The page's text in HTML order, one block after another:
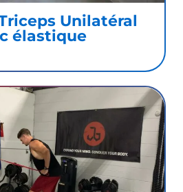
Unilatéral
élastique